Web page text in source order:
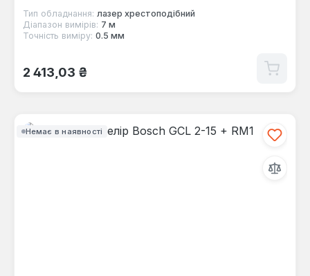
Тип обладнання: лазер хрестоподібний
Діапазон вимірів: 7 м
Точність виміру: 0.5 мм
Звичайна ціна:
2 413,03 ₴
Немає в наявності